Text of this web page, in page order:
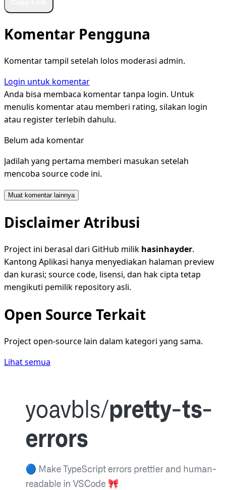
Komentar Pengguna
Komentar tampil setelah lolos moderasi admin.
Login untuk komentar
Anda bisa membaca komentar tanpa login. Untuk
menulis komentar atau memberi rating, silakan login
atau register terlebih dahulu.
Belum ada komentar
Jadilah yang pertama memberi masukan setelah
mencoba source code ini.
Muat komentar lainnya
Disclaimer Atribusi
Project ini berasal dari GitHub milik hasinhayder.
Kantong Aplikasi hanya menyediakan halaman preview
dan kurasi; source code, lisensi, dan hak cipta tetap
mengikuti pemilik repository asli.
Open Source Terkait
Project open-source lain dalam kategori yang sama.
Lihat semua